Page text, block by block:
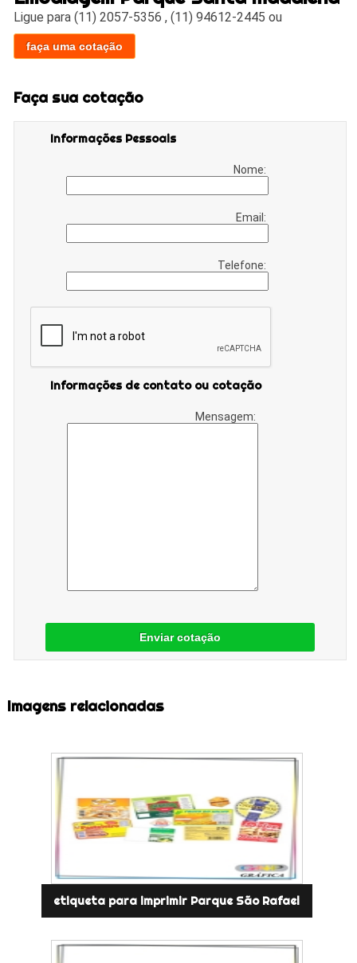
Ligue para(11) 2057-5356 ,(11) 94612-2445 ou
faça uma cotação
Faça sua cotação
Informações Pessoais
Nome:
Email:
Telefone:
Informações de contato ou cotação
Mensagem:
Enviar cotação
Imagens relacionadas
etiqueta para imprimir Parque São Rafael